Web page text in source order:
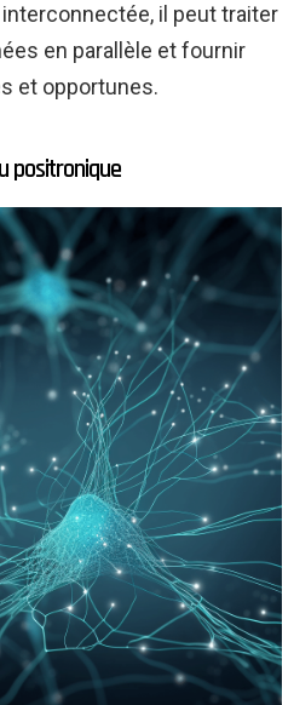
il peut traiter
en parallèle et fournir
et opportunes.
positronique